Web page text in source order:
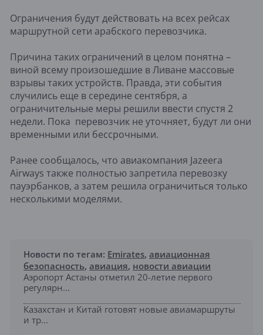
Ограничения будут действовать на всех рейсах
маршрутной сети арабского перевозчика.
Причина таких ограничений в целом понятна –
виной всему произошедшие в Ливане массовые
взрывы таких устройств. Правда, эти события
случились еще в середине сентября, а
ограничительные меры решили ввести спустя 2
недели. Пока перевозчик не уточняет, будут ли они
временными или бессрочными.
Ранее сообщалось, что авиакомпания Jazeera
Airways также полностью запретила перевозку
пауэрбанков, а затем решила ограничиться только
несколькими моделями.
Новости по тегам: Emirates, авиационная
безопасность, авиация, новости авиации
Аэропорт Астаны отметил 20-летие первого
регулярн...
Казахстан и Китай готовят новые авиамаршруты
и тр...